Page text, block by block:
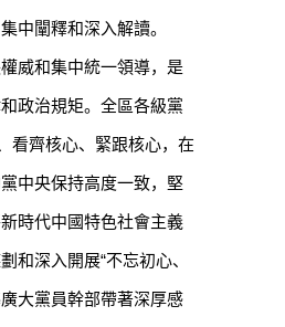
中闡釋和深入解讀。
威和集中統一領導，是
政治規矩。全區各級黨
看齊核心、緊跟核心，在
中央保持高度一致，堅
時代中國特色社會主義
和深入開展“不忘初心、
大黨員幹部帶著深厚感